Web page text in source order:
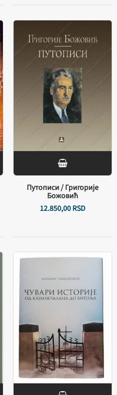
Путописи / Григорије
Божовић
12.850,00RSD